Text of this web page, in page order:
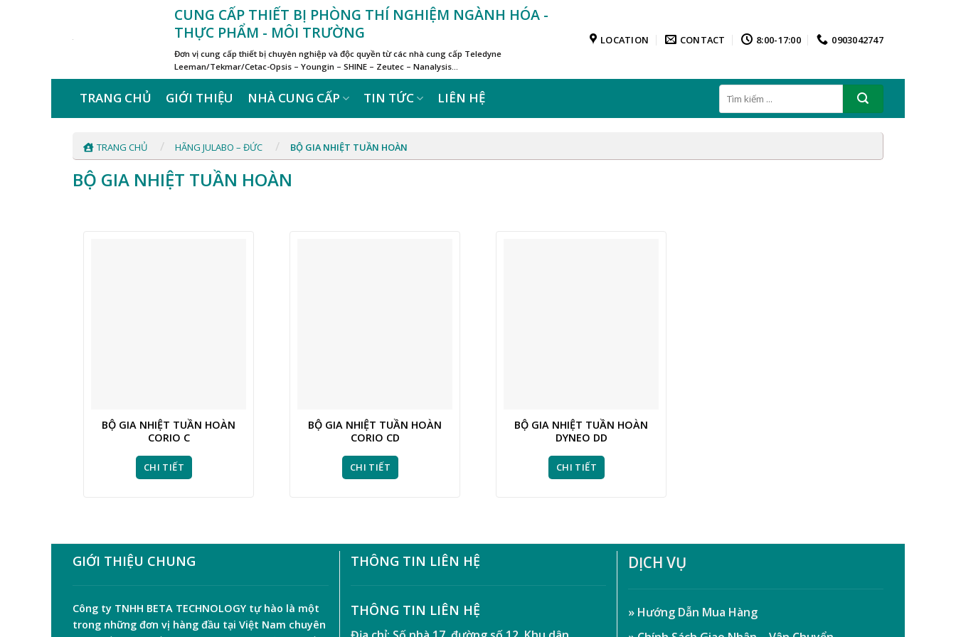
content
CUNG CẤP THIẾT BỊ PHÒNG THÍ NGHIỆM NGÀNH HÓA -
THỰC PHẨM - MÔI TRƯỜNG
Đơn vị cung cấp thiết bị chuyên nghiệp và độc quyền từ các nhà cung cấp Teledyne
Leeman/Tekmar/Cetac-Opsis – Youngin – SHINE – Zeutec – Nanalysis…
LOCATION CONTACT 8:00-17:00 0903042747
TRANG CHỦ GIỚI THIỆU NHÀ CUNG CẤP TIN TỨC LIÊN HỆ
Tìm
kiếm:
TRANG CHỦ / HÃNG JULABO – ĐỨC / BỘ GIA NHIỆT TUẦN HOÀN
BỘ GIA NHIỆT TUẦN HOÀN
BỘ GIA NHIỆT TUẦN HOÀN
CORIO C
CHI TIẾT
BỘ GIA NHIỆT TUẦN HOÀN
CORIO CD
CHI TIẾT
BỘ GIA NHIỆT TUẦN HOÀN
DYNEO DD
CHI TIẾT
GIỚI THIỆU CHUNG
Công ty TNHH BETA TECHNOLOGY tự hào là một
trong những đơn vị hàng đầu tại Việt Nam chuyên
THÔNG TIN LIÊN HỆ
THÔNG TIN LIÊN HỆ
DỊCH VỤ
» Hướng Dẫn Mua Hàng